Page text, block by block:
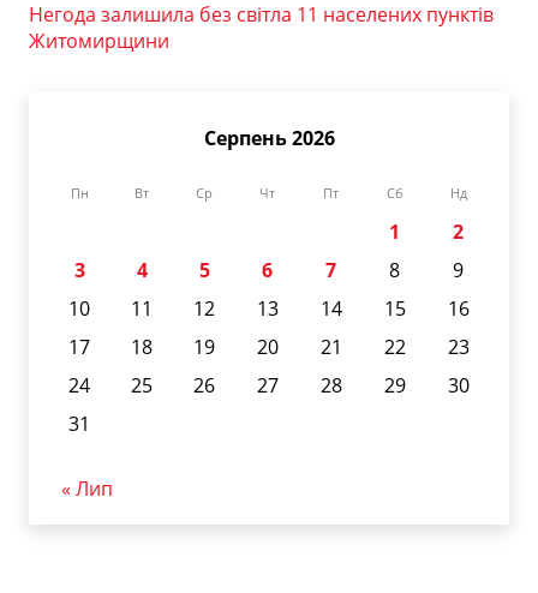
Негода залишила без світла 11 населених пунктів
Житомирщини
Серпень 2026
Пн Вт Ср Чт Пт Сб Нд
1
2
3
4 5 6 7 8
9
10
11 12 13 14 15
16
17
18 19 20 21 22
23
24
25 26 27 28 29
30
31
« Лип